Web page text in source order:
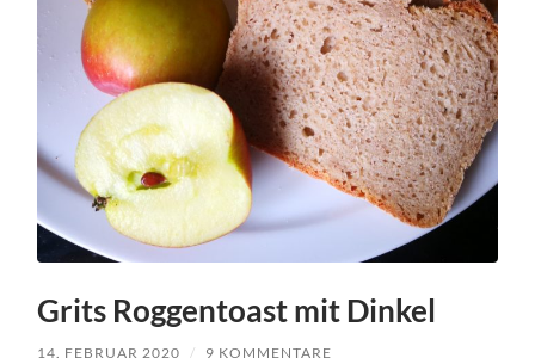
Grits Roggentoast mit Dinkel
14. FEBRUAR 2020 / 9 KOMMENTARE